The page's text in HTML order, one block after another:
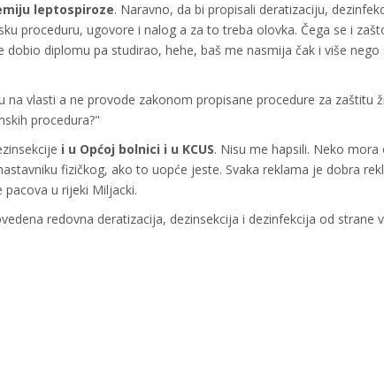
leptospiroze. Naravno, da bi propisali deratizaciju,
proceduru, ugovore i nalog a za to treba olovka. Čega se i
diplomu pa studirao, hehe, baš me nasmija čak i više nego
na vlasti a ne provode zakonom propisane procedure za zaštitu
procedura?"
i u Općoj bolnici i u KCUS. Nisu me hapsili. Neko mora
fizičkog, ako to uopće jeste. Svaka reklama je dobra
u rijeki Miljacki.
redovna deratizacija, dezinsekcija i dezinfekcija od strane